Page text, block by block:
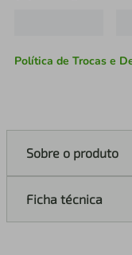
Política de Trocas e
Sobre o produto
Ficha técnica